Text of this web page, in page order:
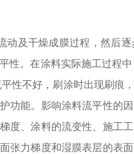
动及干燥成膜过程，然后
性。在涂料实际施工过程
性不好，刷涂时出现刷痕
功能。影响涂料流平性的
度、涂料的流变性、施工
张力梯度和湿膜表层的表